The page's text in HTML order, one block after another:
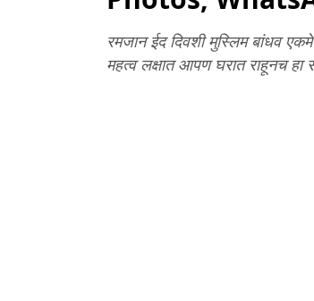
रमजान ईद दिवशी मुस्लिम बांधव
महत्व लक्षात आपण घरात राहूनच